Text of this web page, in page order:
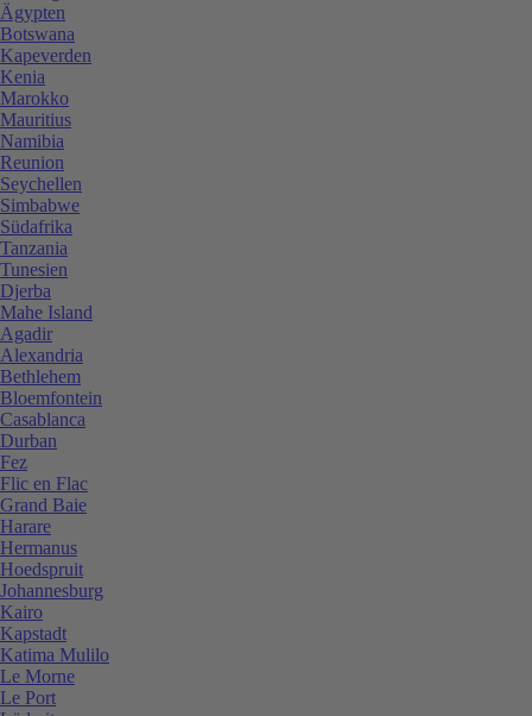
Ägypten
Botswana
Kapeverden
Kenia
Marokko
Mauritius
Namibia
Reunion
Seychellen
Simbabwe
Südafrika
Tanzania
Tunesien
Djerba
Mahe Island
Agadir
Alexandria
Bethlehem
Bloemfontein
Casablanca
Durban
Fez
Flic en Flac
Grand Baie
Harare
Hermanus
Hoedspruit
Johannesburg
Kairo
Kapstadt
Katima Mulilo
Le Morne
Le Port